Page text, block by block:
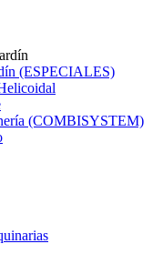
(ESPECIALES)
(COMBISYSTEM)